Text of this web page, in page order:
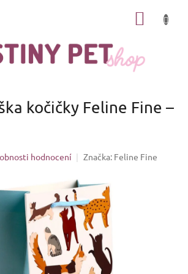
kočičky Feline Fine –
hodnocení Značka: Feline Fine